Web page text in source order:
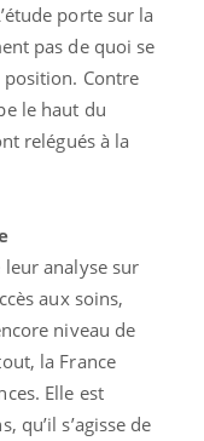
porte sur la
pas de quoi se
Contre
le haut du
relégués à la
analyse sur
aux soins,
niveau de
la France
Elle est
qu’il s’agisse de